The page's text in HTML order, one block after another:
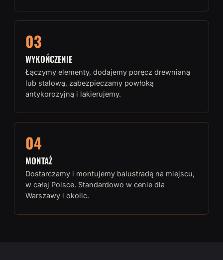
03
WYKOŃCZENIE
Łączymy elementy, dodajemy poręcz drewnianą
lub stalową, zabezpieczamy powłoką
antykorozyjną i lakierujemy.
04
MONTAŻ
Dostarczamy i montujemy balustradę na miejscu,
w całej Polsce. Standardowo w cenie dla
Warszawy i okolic.